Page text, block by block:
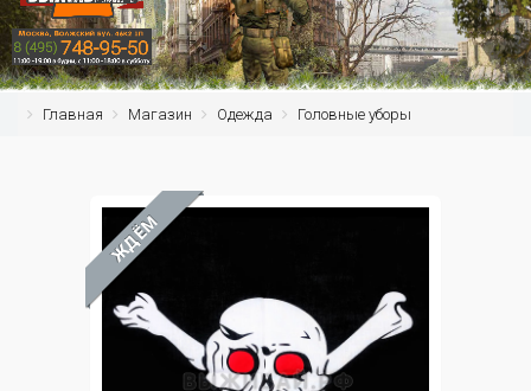
Главная Магазин Одежда Головные уборы
ЖДЁМ